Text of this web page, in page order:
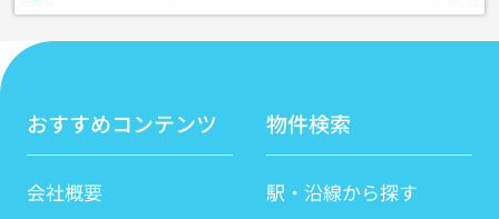
おすすめコンテンツ
会社概要
物件検索
駅・沿線から探す